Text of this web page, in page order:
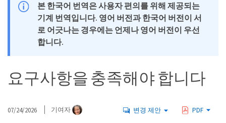
본 한국어 번역은 사용자 편의를 위해 제공되는
기계 번역입니다. 영어 버전과 한국어 버전이 서
로 어긋나는 경우에는 언제나 영어 버전이 우선
합니다.
요구사항을 충족해야 합니다
07/24/2026 기여자 변경 제안 PDF